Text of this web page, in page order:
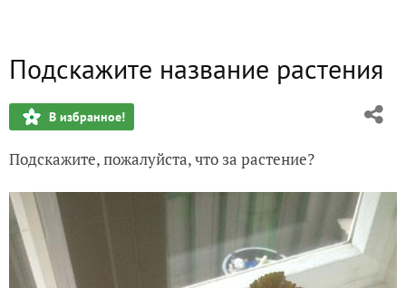
Подскажите название растения
В избранное!
Подскажите, пожалуйста, что за растение?